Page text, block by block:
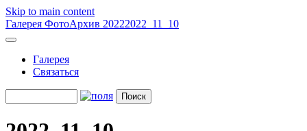
Skip to main content
Галерея ФотоАрхив 20222022_11_10
Галерея
Связаться